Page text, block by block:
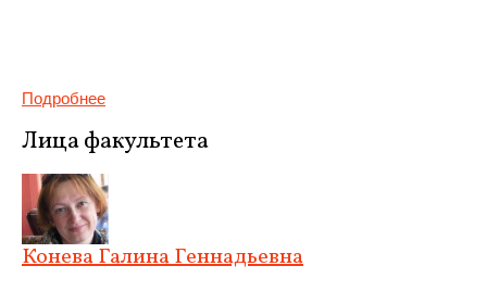
Подробнее
Лица факультета
Конева Галина Геннадьевна